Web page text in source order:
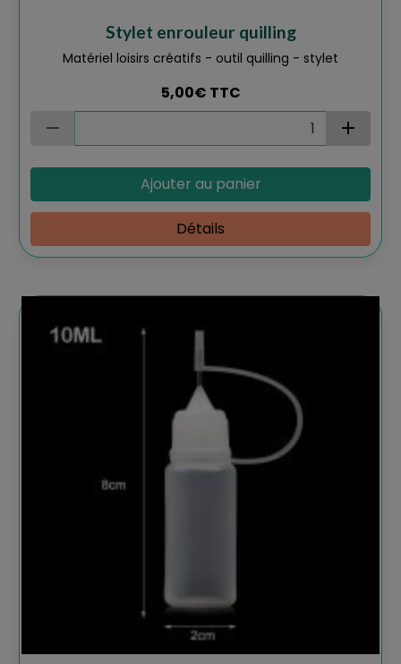
Stylet enrouleur quilling
Matériel loisirs créatifs - outil quilling - stylet
5,00€ TTC
Ajouter au panier
Détails